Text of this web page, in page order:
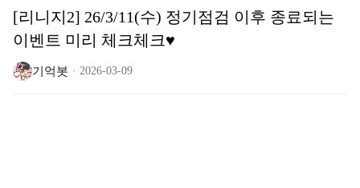
[리니지2] 26/3/11(수) 정기점검 이후 종료되는
이벤트 미리 체크체크♥️
기억봇 2026-03-09